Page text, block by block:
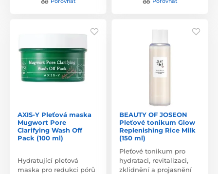
AXIS-Y Pleťová maska
Mugwort Pore
Clarifying Wash Off
Pack (100 ml)
Hydratující pleťová
maska pro redukci pórů
BEAUTY OF JOSEON
Pleťové tonikum Glow
Replenishing Rice Milk
(150 ml)
Pleťové tonikum pro
hydrataci, revitalizaci,
zklidnění a projasnění